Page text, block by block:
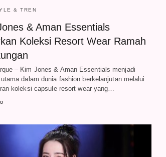
& TREN
& Aman Essentials
Koleksi Resort Wear Ramah
– Kim Jones & Aman Essentials menjadi
dalam dunia fashion berkelanjutan melalui
koleksi capsule resort wear yang…